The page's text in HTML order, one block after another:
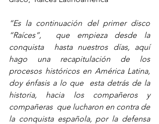
“Es la continuación del primer disco
“Raíces”,  que empieza desde la
conquista  hasta nuestros días, aquí
hago una recapitulación de los
procesos históricos en América Latina,
doy énfasis a lo que  esta detrás de la
historia, hacia los compañeros y
compañeras  que lucharon en contra de
la conquista española, por la defensa